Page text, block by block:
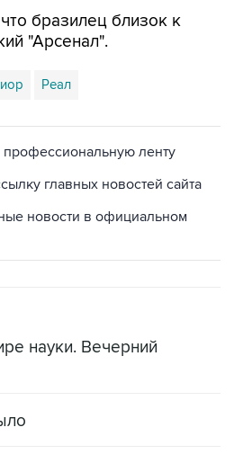
бразилец близок к
"Арсенал".
Реал
профессиональную ленту
главных новостей сайта
новости в официальном
науки. Вечерний